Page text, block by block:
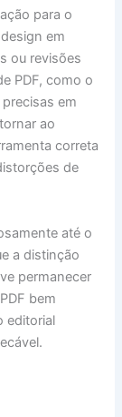
para o
em
ou revisões
PDF, como o
em
ao
correta
de
até o
a distinção
permanecer
bem
editorial